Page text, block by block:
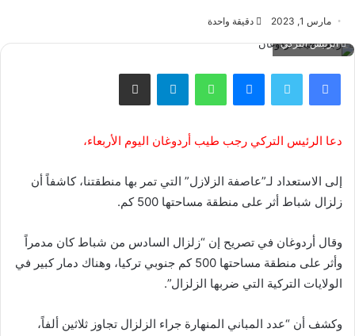
مارس 1, 2023 دقيقة واحدة
الرئيس التركي
فيسبوك تويتر ماسنجر واتساب تيلقرام مشاركة عبر البريد
دعا الرئيس التركي رجب طيب أردوغان اليوم الأربعاء،
إلى الاستعداد لـ”عاصفة الزلازل” التي تمر بها منطقتنا، كاشفاً أن
زلزال شباط أثر على منطقة مساحتها 500 كم.
وقال أردوغان في تصريح إن “زلزال السادس من شباط كان مدمراً
وأثر على منطقة مساحتها 500 كم جنوبي تركيا، وهناك دمار كبير في
الولايات التركية التي ضربها الزلزال”.
وكشف أن “عدد المباني المنهارة جراء الزلزال تجاوز ثلاثين ألفاً،